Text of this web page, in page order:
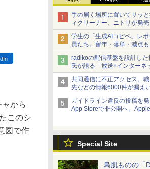
手の届く場所に置いてサッ
ィクリーナー、ニトリが発
学生の「生成AIコピペ」レ
員たち。留年・落単・減点
radikoの配信基盤を設計した
氏が語る「放送×インター
共同通信に不正アクセス。職
先などの情報6000件が漏え
ガイドライン違反の投稿を
App Storeで非公開へ。
Special Site
鳥肌ものの「
ャから
このシ
図で作